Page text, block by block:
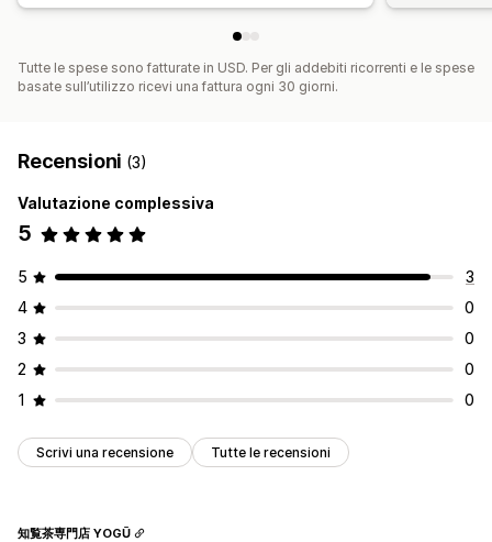
Tutte le spese sono fatturate in USD. Per gli addebiti ricorrenti e le spese
basate sull’utilizzo ricevi una fattura ogni 30 giorni.
Recensioni (3)
Valutazione complessiva
5
5
3
4
0
3
0
2
0
1
0
Scrivi una recensione Tutte le recensioni
知覧茶専門店 YOGŪ